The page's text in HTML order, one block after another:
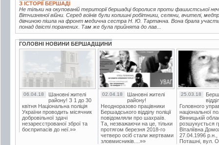
З ІСТОРІЇ БЕРШАДІ
Не тільки на окупованій території бершадці боролися проти фашистської
Вітчизняної війни. Серед воїнів були колишні робітники, селяни, вчителі,
дівчиною пішла на фронт медична сестра Н. Ю. Тартачна. Вона брала
понад двісті поранених. Там же була прийнята до лав...
ГОЛОВНІ НОВИНИ БЕРШАДЩИНИ
06.04.18
Шановні жителі
району! З 1 до 30
квітня Національна поліція
України проводить місячник
добровільної здачі
незареєстрованої зброї та
боєприпасів до неї.»»
02.04.18
Шановні жителі
району!
Неодноразово працівники
Бершадського відділу поліції
повідомляли про шахраїв.
Та, незважаючи на це, тільки
протягом березня 2018-го
четверо осіб стали жертвами
зловмисників....»»
25.03.18
Головного
національної
Вінницькій
розшукується
Віталіївна
27.04.1996 р.н.,
Поташні, вул.